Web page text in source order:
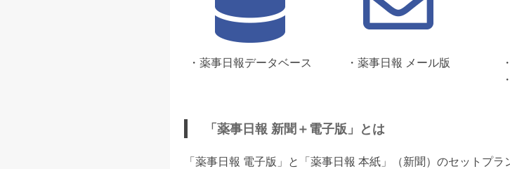
・薬事日報データベース ・薬事日報 メール版
「薬事日報 新聞＋電子版」とは
「薬事日報 電子版」と「薬事日報 本紙」（新聞）のセットプ